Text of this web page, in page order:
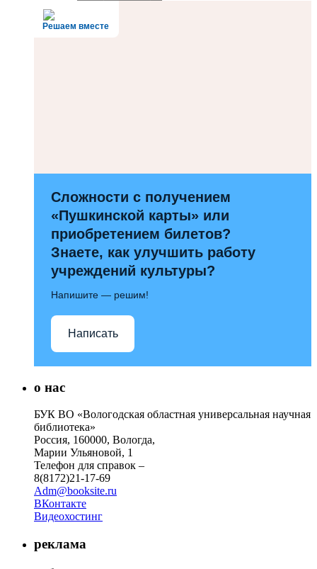
Решаем вместе
Сложности с получением
«Пушкинской карты» или
приобретением билетов?
Знаете, как улучшить работу
учреждений культуры?
Напишите — решим!
Написать
о нас
БУК ВО «Вологодская областная универсальная научная
библиотека»
Россия, 160000, Вологда,
Марии Ульяновой, 1
Телефон для справок –
8(8172)21-17-69
Adm@booksite.ru
ВКонтакте
Видеохостинг
реклама